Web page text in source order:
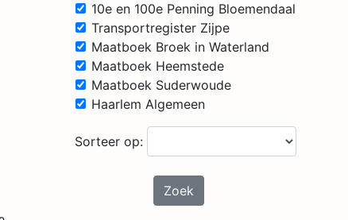
10e en 100e Penning Bloemendaal
Transportregister Zijpe
Maatboek Broek in Waterland
Maatboek Heemstede
Maatboek Suderwoude
Haarlem Algemeen
Sorteer op:
Zoek